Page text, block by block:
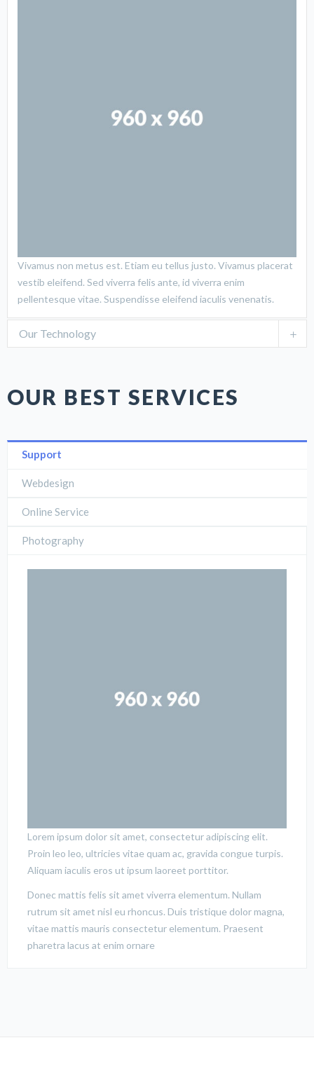
Vivamus non metus est. Etiam eu tellus justo. Vivamus placerat
vestib eleifend. Sed viverra felis ante, id viverra enim
pellentesque vitae. Suspendisse eleifend iaculis venenatis.
Our Technology
OUR BEST SERVICES
Support
Webdesign
Online Service
Photography
Lorem ipsum dolor sit amet, consectetur adipiscing elit.
Proin leo leo, ultricies vitae quam ac, gravida congue turpis.
Aliquam iaculis eros ut ipsum laoreet porttitor.
Donec mattis felis sit amet viverra elementum. Nullam
rutrum sit amet nisl eu rhoncus. Duis tristique dolor magna,
vitae mattis mauris consectetur elementum. Praesent
pharetra lacus at enim ornare